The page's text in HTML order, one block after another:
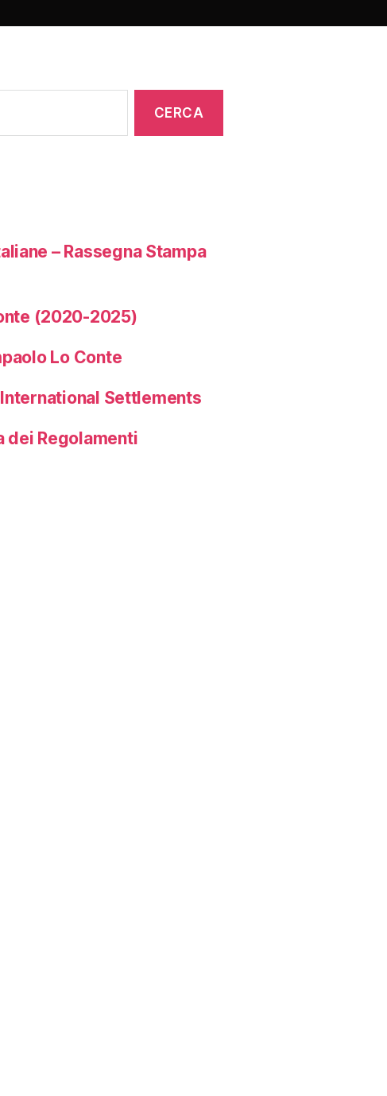
– Rassegna Stampa
(2020-2025)
Lo Conte
Settlements
dei Regolamenti